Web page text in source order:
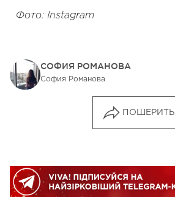
Фото: Instagram
СОФИЯ РОМАНОВА
София Романова
ПОШЕРИТЬ